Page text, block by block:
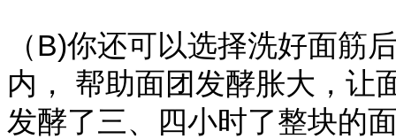
（B)你还可以选择洗好面筋
内， 帮助面团发酵胀大，让
发酵了三、四小时了整块的